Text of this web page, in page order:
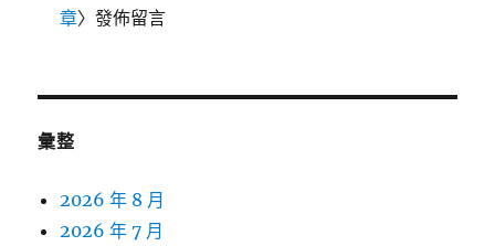
章〉發佈留言
彙整
2026 年 8 月
2026 年 7 月